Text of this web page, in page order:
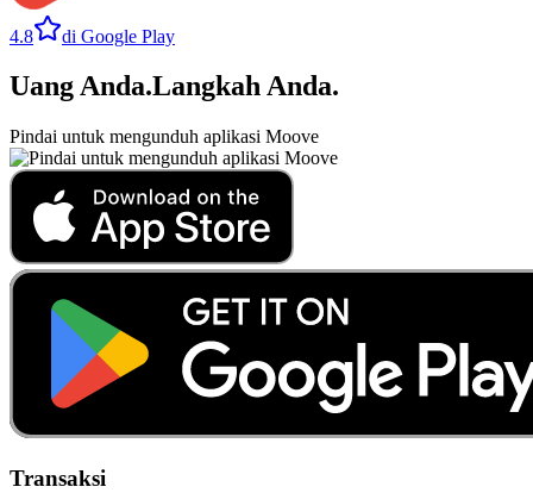
4.8 di Google Play
Uang Anda.Langkah Anda.
Pindai untuk mengunduh aplikasi Moove
Transaksi